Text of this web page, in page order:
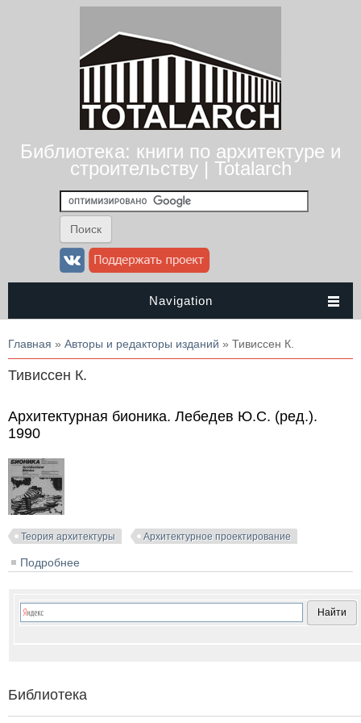
Библиотека: книги по архитектуре и
строительству | Totalarch
Navigation
Вы здесь
Главная » Авторы и редакторы изданий » Тивиссен К.
Тивиссен К.
Архитектурная бионика. Лебедев Ю.С. (ред.).
1990
Теория архитектуры Архитектурное проектирование
Подробнее
Библиотека